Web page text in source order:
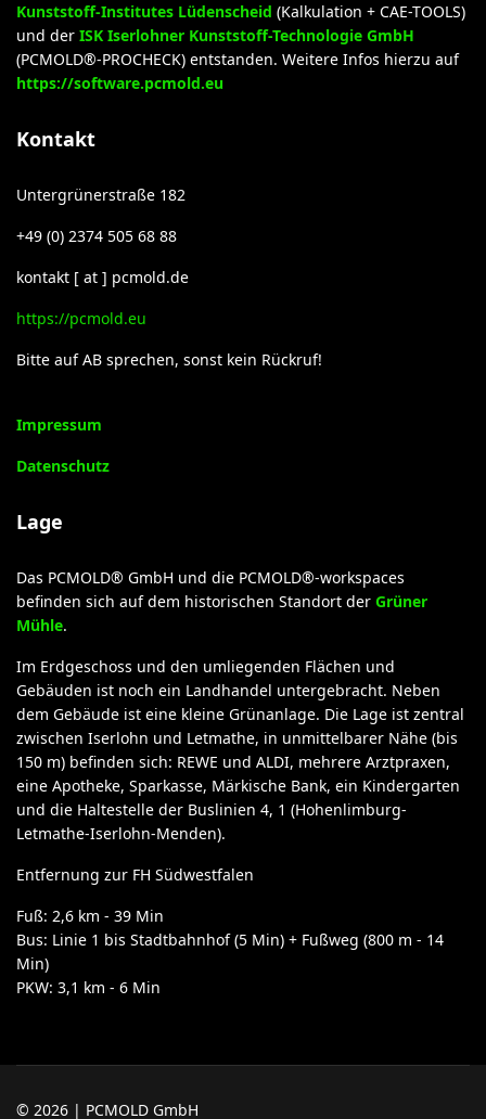
Kunststoff-Institutes Lüdenscheid (Kalkulation + CAE-TOOLS)
und der ISK Iserlohner Kunststoff-Technologie GmbH
(PCMOLD®-PROCHECK) entstanden. Weitere Infos hierzu auf
https://software.pcmold.eu
Kontakt
Untergrünerstraße 182
+49 (0) 2374 505 68 88
kontakt [ at ] pcmold.de
https://pcmold.eu
Bitte auf AB sprechen, sonst kein Rückruf!
Impressum
Datenschutz
Lage
Das PCMOLD® GmbH und die PCMOLD®-workspaces
befinden sich auf dem historischen Standort der Grüner
Mühle.
Im Erdgeschoss und den umliegenden Flächen und
Gebäuden ist noch ein Landhandel untergebracht. Neben
dem Gebäude ist eine kleine Grünanlage. Die Lage ist zentral
zwischen Iserlohn und Letmathe, in unmittelbarer Nähe (bis
150 m) befinden sich: REWE und ALDI, mehrere Arztpraxen,
eine Apotheke, Sparkasse, Märkische Bank, ein Kindergarten
und die Haltestelle der Buslinien 4, 1 (Hohenlimburg-
Letmathe-Iserlohn-Menden).
Entfernung zur FH Südwestfalen
Fuß: 2,6 km - 39 Min
Bus: Linie 1 bis Stadtbahnhof (5 Min) + Fußweg (800 m - 14
Min)
PKW: 3,1 km - 6 Min
© 2026 | PCMOLD GmbH